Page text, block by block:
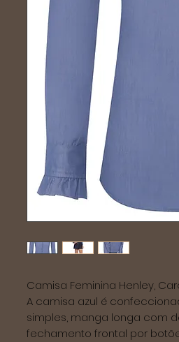
Camisa Feminina Henley,
A camisa azul é
simples, manga longa com
fechamento frontal por